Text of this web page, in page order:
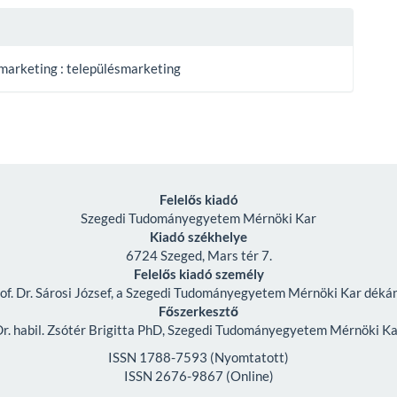
: településmarketing
Felelős kiadó
Szegedi Tudományegyetem Mérnöki Kar
Kiadó székhelye
6724 Szeged, Mars tér 7.
Felelős kiadó személy
Dr. Sárosi József, a Szegedi Tudományegyetem Mérnöki Kar
Főszerkesztő
habil. Zsótér Brigitta PhD, Szegedi Tudományegyetem Mérnöki
ISSN 1788-7593 (Nyomtatott)
ISSN 2676-9867 (Online)